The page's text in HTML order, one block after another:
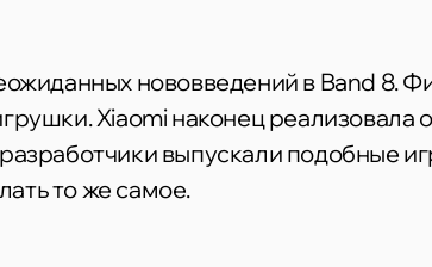
нововведений в Band 8.
Xiaomi наконец
выпускали подобные
то же самое.